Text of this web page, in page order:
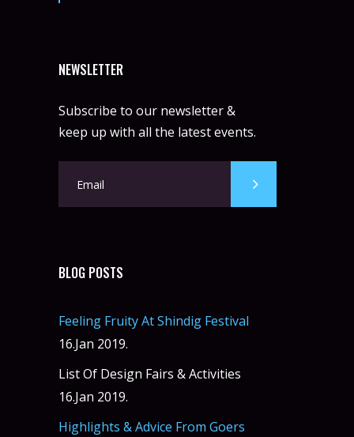
NEWSLETTER
Subscribe to our newsletter &
keep up with all the latest events.
BLOG POSTS
Feeling Fruity At Shindig Festival
16.Jan 2019.
List Of Design Fairs & Activities
16.Jan 2019.
Highlights & Advice From Goers